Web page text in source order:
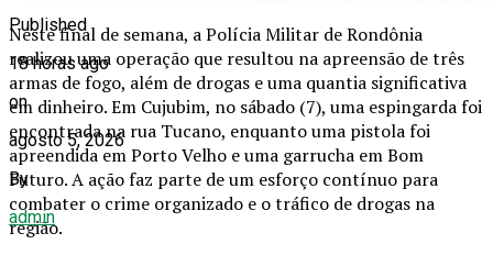
Neste final de semana, a Polícia Militar de Rondônia
realizou uma operação que resultou na apreensão de três
armas de fogo, além de drogas e uma quantia significativa
em dinheiro. Em Cujubim, no sábado (7), uma espingarda foi
encontrada na rua Tucano, enquanto uma pistola foi
apreendida em Porto Velho e uma garrucha em Bom
Futuro. A ação faz parte de um esforço contínuo para
combater o crime organizado e o tráfico de drogas na
região.
Published
18 horas ago
on
agosto 5, 2026
By
admin